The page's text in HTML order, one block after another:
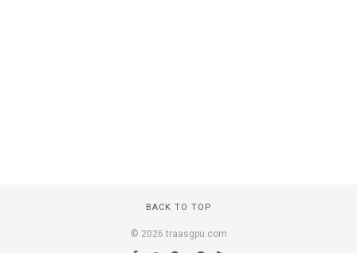
BACK TO TOP
© 2026 traasgpu.com